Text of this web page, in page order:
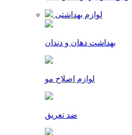
لوازم بهداشتی
بهداشت دهان و دندان
لوازم اصلاح مو
ضد تعریق